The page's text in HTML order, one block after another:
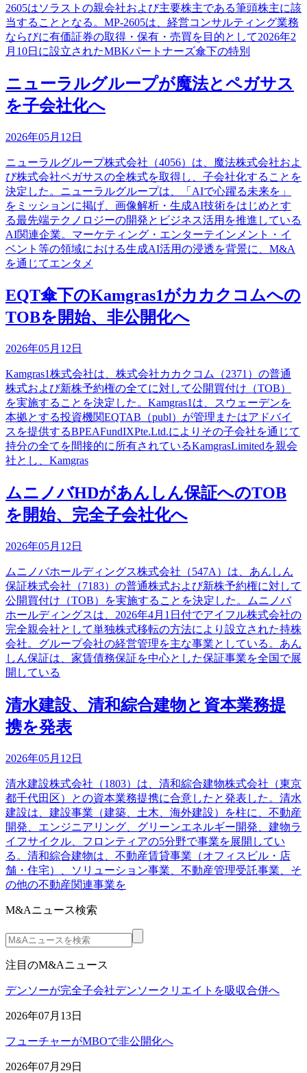
2605はソラストの親会社および主要株主である筆頭株主に該
当することとなる。MP-2605は、経営コンサルティング業務
ならびに有価証券の取得・保有・売買を目的として2026年2
月10日に設立されたMBKパートナーズ傘下の特別
ニューラルグループが魔法とペガサス
を子会社化へ
2026年05月12日
ニューラルグループ株式会社（4056）は、魔法株式会社およ
び株式会社ペガサスの全株式を取得し、子会社化することを
決定した。ニューラルグループは、「AIで心躍る未来を」
をミッションに掲げ、画像解析・生成AI技術をはじめとす
る最先端テクノロジーの開発とビジネス活用を推進している
AI関連企業。マーケティング・エンターテインメント・イ
ベント等の領域における生成AI活用の浸透を背景に、M&A
を通じてエンタメ
EQT傘下のKamgras1がカカクコムへの
TOBを開始、非公開化へ
2026年05月12日
Kamgras1株式会社は、株式会社カカクコム（2371）の普通
株式および新株予約権の全てに対して公開買付け（TOB）
を実施することを決定した。Kamgras1は、スウェーデンを
本拠とする投資機関EQTAB（publ）が管理またはアドバイ
スを提供するBPEAFundIXPte.Ltd.によりその子会社を通じて
持分の全てを間接的に所有されているKamgrasLimitedを親会
社とし、Kamgras
ムニノバHDがあんしん保証へのTOB
を開始、完全子会社化へ
2026年05月12日
ムニノバホールディングス株式会社（547A）は、あんしん
保証株式会社（7183）の普通株式および新株予約権に対して
公開買付け（TOB）を実施することを決定した。ムニノバ
ホールディングスは、2026年4月1日付でアイフル株式会社の
完全親会社として単独株式移転の方法により設立された持株
会社。グループ会社の経営管理を主な事業としている。あん
しん保証は、家賃債務保証を中心とした保証事業を全国で展
開している
清水建設、清和綜合建物と資本業務提
携を発表
2026年05月12日
清水建設株式会社（1803）は、清和綜合建物株式会社（東京
都千代田区）との資本業務提携に合意したと発表した。清水
建設は、建設事業（建築、土木、海外建設）を柱に、不動産
開発、エンジニアリング、グリーンエネルギー開発、建物ラ
イフサイクル、フロンティアの5分野で事業を展開してい
る。清和綜合建物は、不動産賃貸事業（オフィスビル・店
舗・住宅）、ソリューション事業、不動産管理受託事業、そ
の他の不動産関連事業を
M&Aニュース検索
注目のM&Aニュース
デンソーが完全子会社デンソークリエイトを吸収合併へ
2026年07月13日
フューチャーがMBOで非公開化へ
2026年07月29日